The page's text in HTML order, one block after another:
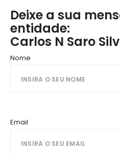
Deixe a sua
entidade:
Carlos N Saro
Nome
Email